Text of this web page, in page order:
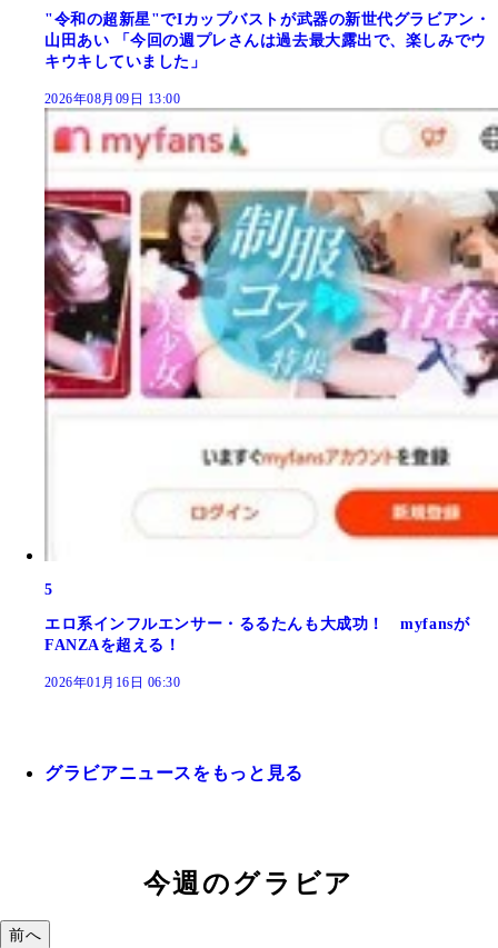
"令和の超新星"でIカップバストが武器の新世代グラビアン・
山田あい 「今回の週プレさんは過去最大露出で、楽しみでウ
キウキしていました」
2026年08月09日 13:00
5
エロ系インフルエンサー・るるたんも大成功！ myfansが
FANZAを超える！
2026年01月16日 06:30
グラビアニュースをもっと見る
今週のグラビア
前へ